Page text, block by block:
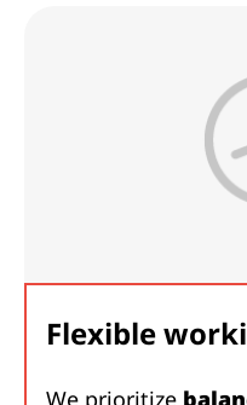
Flexible
We prioritize